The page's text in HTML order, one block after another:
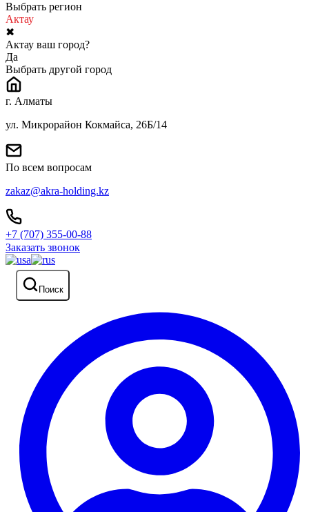
Выбрать регион
Актау
✖
Актау ваш город?
Да
Выбрать другой город
г. Алматы
ул. Микрорайон Кокмайса, 26Б/14
По всем вопросам
zakaz@akra-holding.kz
+7 (707) 355-00-88
Заказать звонок
Поиск